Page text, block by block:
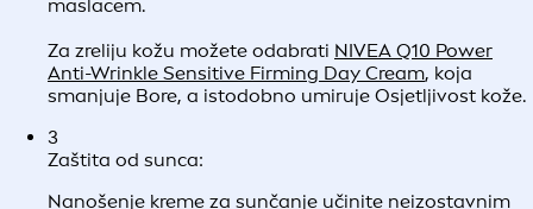
Rutina njege za
OSJETLJIVU KOŽU
Kod njege osjetljive kože često je korisno usvojiti
Minimalna rutina njege kože.
1